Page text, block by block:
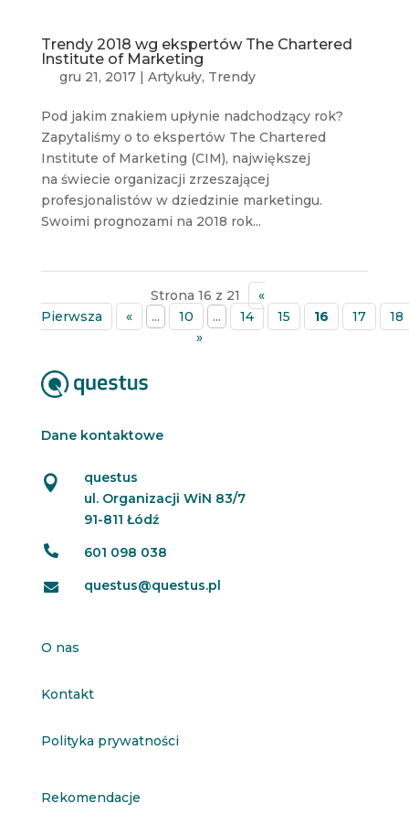
Trendy 2018 wg ekspertów The Chartered
Institute of Marketing
gru 21, 2017| Artykuły, Trendy
Pod jakim znakiem upłynie nadchodzący rok?
Zapytaliśmy o to ekspertów The Chartered
Institute of Marketing (CIM), największej
na świecie organizacji zrzeszającej
profesjonalistów w dziedzinie marketingu.
Swoimi prognozami na 2018 rok...
Strona 16 z 21
«
Pierwsza
« ... 10 ... 14 15 16 17
18
»
Dane kontaktowe

questus
ul. Organizacji WiN 83/7
91-811 Łódź
 601 098 038
 questus@questus.pl
O nas
Kontakt
Polityka prywatności
Rekomendacje